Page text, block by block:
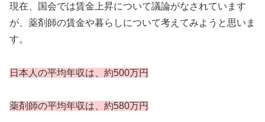
現在、国会では賃金上昇について議論がなされています
が、薬剤師の賃金や暮らしについて考えてみようと思いま
す。
日本人の平均年収は、約500万円
薬剤師の平均年収は、約580万円